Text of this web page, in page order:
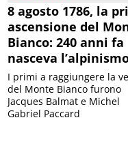
8 agosto 1786, la
ascensione del
Bianco: 240 anni fa
nasceva
I primi a raggiungere la
del Monte Bianco furono
Jacques Balmat e Michel
Gabriel Paccard